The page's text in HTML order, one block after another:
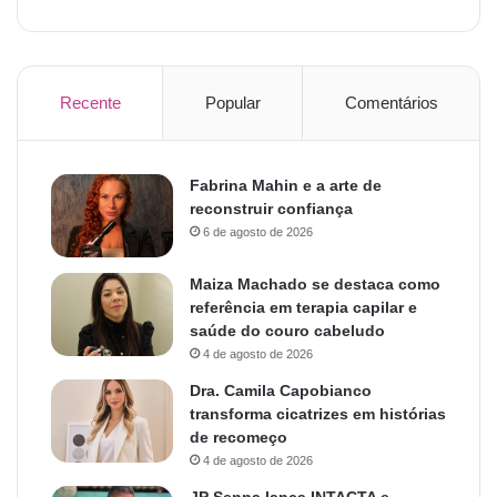
Recente Popular Comentários
Fabrina Mahin e a arte de
reconstruir confiança
6 de agosto de 2026
Maiza Machado se destaca como
referência em terapia capilar e
saúde do couro cabeludo
4 de agosto de 2026
Dra. Camila Capobianco
transforma cicatrizes em histórias
de recomeço
4 de agosto de 2026